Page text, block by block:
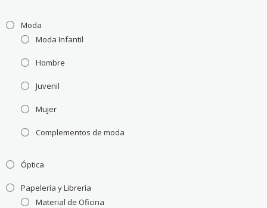
Moda
Moda Infantil
Hombre
Juvenil
Mujer
Complementos de moda
Óptica
Papelería y Librería
Material de Oficina